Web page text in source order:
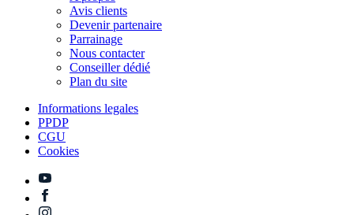
Avis clients
Devenir partenaire
Parrainage
Nous contacter
Conseiller dédié
Plan du site
Informations legales
PPDP
CGU
Cookies